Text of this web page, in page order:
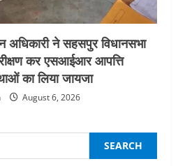
अधिकारी ने सहसपुर विधानसभा
कर एसआईआर आपत्ति
का लिया जायजा
August 6, 2026